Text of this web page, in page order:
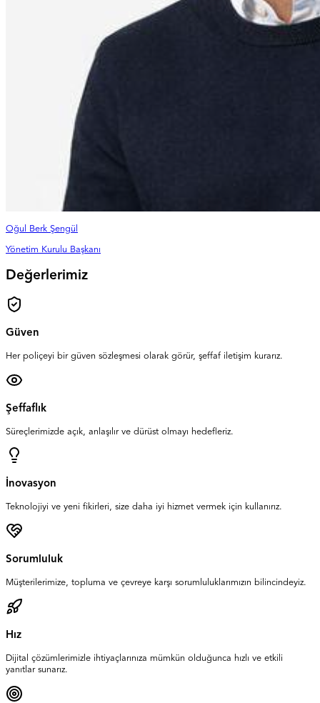
Oğul Berk Şengül
Yönetim Kurulu Başkanı
Değerlerimiz
Güven
Her poliçeyi bir güven sözleşmesi olarak görür, şeffaf iletişim kurarız.
Şeffaflık
Süreçlerimizde açık, anlaşılır ve dürüst olmayı hedefleriz.
İnovasyon
Teknolojiyi ve yeni fikirleri, size daha iyi hizmet vermek için kullanırız.
Sorumluluk
Müşterilerimize, topluma ve çevreye karşı sorumluluklarımızın bilincindeyiz.
Hız
Dijital çözümlerimizle ihtiyaçlarınıza mümkün olduğunca hızlı ve etkili
yanıtlar sunarız.